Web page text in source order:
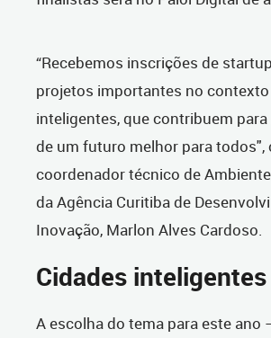
“Recebemos inscrições de
projetos importantes no
inteligentes, que contribuem
de um futuro melhor para todos",
coordenador técnico de
da Agência Curitiba de
Inovação, Marlon Alves Cardoso.
Cidades inteligentes
A escolha do tema para este ano